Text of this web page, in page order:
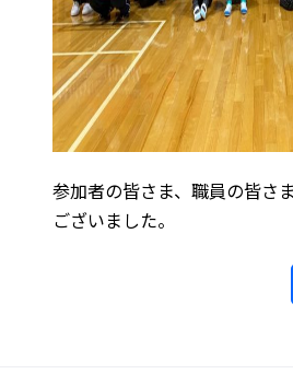
参加者の皆さま、職員の皆さ
ございました。